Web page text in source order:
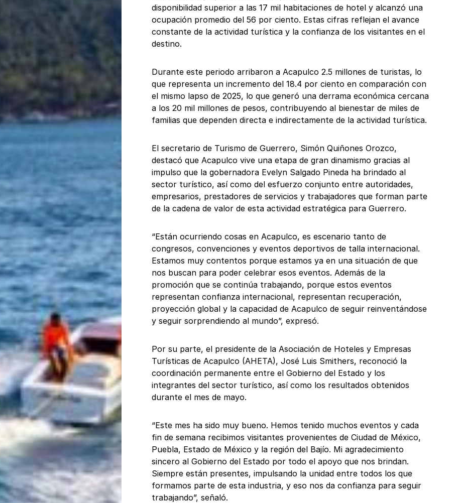
disponibilidad superior a las 17 mil habitaciones de hotel y alcanzó una
ocupación promedio del 56 por ciento. Estas cifras reflejan el avance
constante de la actividad turística y la confianza de los visitantes en el
destino.
Durante este periodo arribaron a Acapulco 2.5 millones de turistas, lo
que representa un incremento del 18.4 por ciento en comparación con
el mismo lapso de 2025, lo que generó una derrama económica cercana
a los 20 mil millones de pesos, contribuyendo al bienestar de miles de
familias que dependen directa e indirectamente de la actividad turística.
El secretario de Turismo de Guerrero, Simón Quiñones Orozco,
destacó que Acapulco vive una etapa de gran dinamismo gracias al
impulso que la gobernadora Evelyn Salgado Pineda ha brindado al
sector turístico, así como del esfuerzo conjunto entre autoridades,
empresarios, prestadores de servicios y trabajadores que forman parte
de la cadena de valor de esta actividad estratégica para Guerrero.
“Están ocurriendo cosas en Acapulco, es escenario tanto de
congresos, convenciones y eventos deportivos de talla internacional.
Estamos muy contentos porque estamos ya en una situación de que
nos buscan para poder celebrar esos eventos. Además de la
promoción que se continúa trabajando, porque estos eventos
representan confianza internacional, representan recuperación,
proyección global y la capacidad de Acapulco de seguir reinventándose
y seguir sorprendiendo al mundo”, expresó.
Por su parte, el presidente de la Asociación de Hoteles y Empresas
Turísticas de Acapulco (AHETA), José Luis Smithers, reconoció la
coordinación permanente entre el Gobierno del Estado y los
integrantes del sector turístico, así como los resultados obtenidos
durante el mes de mayo.
“Este mes ha sido muy bueno. Hemos tenido muchos eventos y cada
fin de semana recibimos visitantes provenientes de Ciudad de México,
Puebla, Estado de México y la región del Bajío. Mi agradecimiento
sincero al Gobierno del Estado por todo el apoyo que nos brindan.
Siempre están presentes, impulsando la unidad entre todos los que
formamos parte de esta industria, y eso nos da confianza para seguir
trabajando”, señaló.